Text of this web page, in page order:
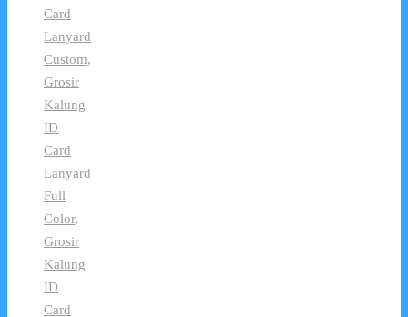
Card
Lanyard
Custom,
Grosir
Kalung
ID
Card
Lanyard
Full
Color,
Grosir
Kalung
ID
Card